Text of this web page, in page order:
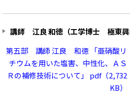
講師 江良 和徳（工学博士 極東興
第五部 講師 江良 和徳 「亜硝酸リ
チウムを用いた塩害、中性化、ＡＳ
Ｒの補修技術について」 pdf（2,732
KB）